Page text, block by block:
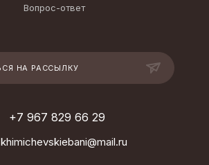
Вопрос-ответ
НА РАССЫЛКУ
+7 967 829 66 29
khimichevskiebani@mail.ru